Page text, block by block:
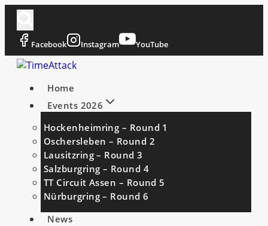
Zum
springen
Facebook Instagram YouTube
Home
Events 2026
Hockenheimring – Round 1
Oschersleben – Round 2
Lausitzring – Round 3
Salzburgring – Round 4
TT Circuit Assen – Round 5
Nürburgring – Round 6
News